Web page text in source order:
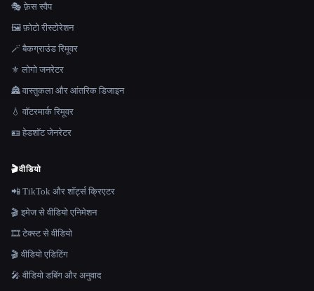
🎭 फ़ेस स्वैप
🖼️ फ़ोटो रीस्टोरेशन
🪄 बैकग्राउंड रिमूवर
⚜️ लोगो जनरेटर
🏯 वास्तुकला और आंतरिक डिजाइन
💧 वॉटरमार्क रिमूवर
🪪 हेडशॉट जेनरेटर
🎬वीडियो
📲 TikTok और शॉर्ट्स क्रिएटर
🎬 इमेज से वीडियो एनिमेशन
🎞️ टेक्स्ट से वीडियो
🎬 वीडियो एडिटिंग
🎤 वीडियो डबिंग और अनुवाद